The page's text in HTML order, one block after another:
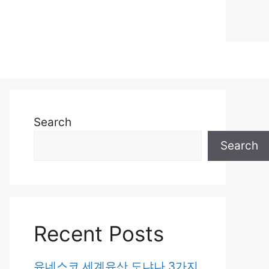
Search
Search
Recent Posts